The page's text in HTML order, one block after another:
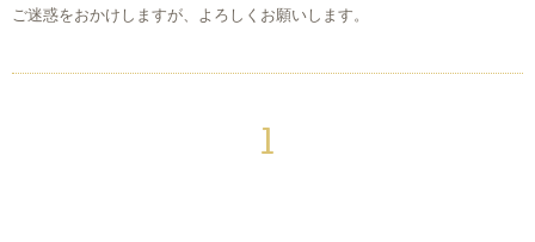
ご迷惑をおかけしますが、よろしくお願いします。
1